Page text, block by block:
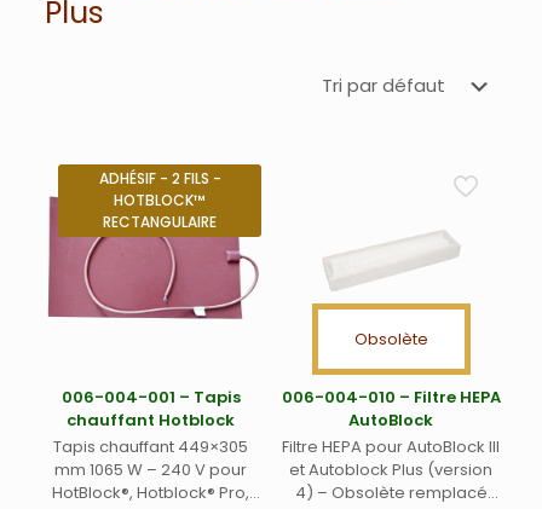
Plus
ADHÉSIF - 2 FILS -
HOTBLOCK™
RECTANGULAIRE
006-004-001 – Tapis
chauffant Hotblock
Tapis chauffant 449×305
mm 1065 W – 240 V pour
HotBlock®, Hotblock® Pro,
Obsolète
006-004-010 – Filtre HEPA
AutoBlock
Filtre HEPA pour AutoBlock III
et Autoblock Plus (version
4) – Obsolète remplacé